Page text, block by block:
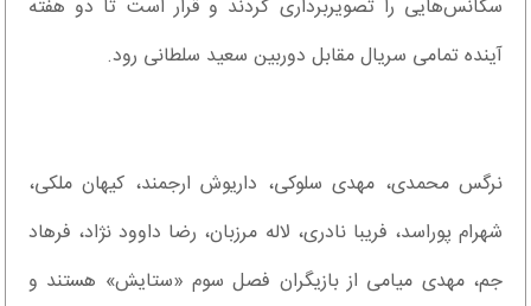
سکانس‌هایی را تصویربرداری کردند و قرار است تا دو هفته
آینده تمامی سریال مقابل دوربین سعید سلطانی رود.
نرگس محمدی، مهدی سلوکی‌، داریوش ارجمند، کیهان ملکی،
شهرام پوراسد، فریبا نادری، لاله مرزبان، رضا داوود نژاد، فرهاد
جم، مهدی میامی از بازیگران فصل سوم «ستایش» هستند و